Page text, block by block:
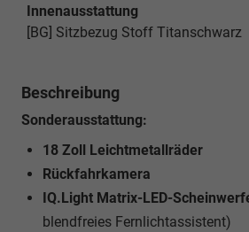
Innenausstattung
[BG] Sitzbezug Stoff Titanschwarz
Beschreibung
Sonderausstattung:
18 Zoll Leichtmetallräder
Rückfahrkamera
IQ.Light Matrix-LED-
blendfreies Fernlichtassistent)